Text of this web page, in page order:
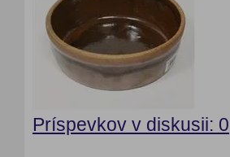
Príspevkov v diskusii: 0